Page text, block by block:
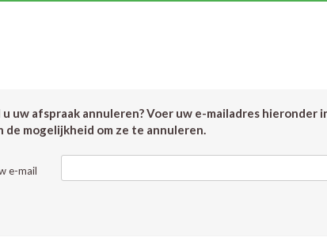
uw afspraak annuleren? Voer uw e-mailadres hieronder
de mogelijkheid om ze te annuleren.
e-mail